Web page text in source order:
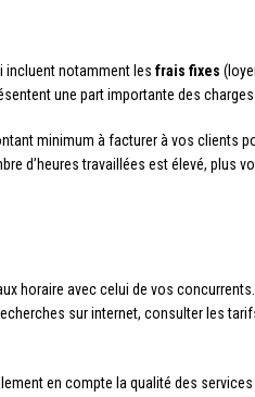
incluent notamment les frais fixes
une part importante des charges
minimum à facturer à vos clients
d’heures travaillées est élevé, plus
avec celui de vos
sur internet, consulter les
en compte la qualité des